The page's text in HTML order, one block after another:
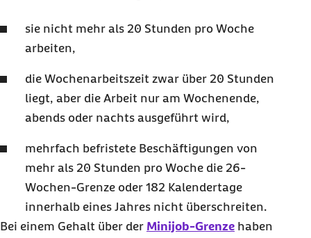
sie nicht mehr als 20 Stunden pro Woche
arbeiten,
die Wochenarbeitszeit zwar über 20 Stunden
liegt, aber die Arbeit nur am Wochenende,
abends oder nachts ausgeführt wird,
mehrfach befristete Beschäftigungen von
mehr als 20 Stunden pro Woche die 26-
Wochen-Grenze oder 182 Kalendertage
innerhalb eines Jahres nicht überschreiten.
Bei einem Gehalt über der Minijob-Grenze haben